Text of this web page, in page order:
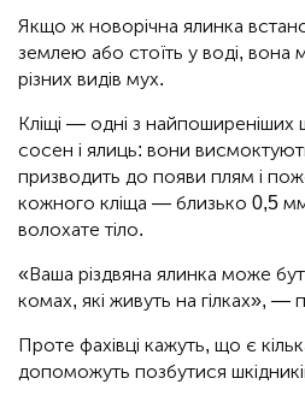
Якщо ж новорічна ялинка
землею або стоїть у воді,
різних видів мух.
Кліщі — одні з найпоширеніших
сосен і ялиць: вони
призводить до появи плям і
кожного кліща — близько 0,5 мм;
волохате тіло.
«Ваша різдвяна ялинка може
комах, які живуть на гілках»,
Проте фахівці кажуть, що є
допоможуть позбутися